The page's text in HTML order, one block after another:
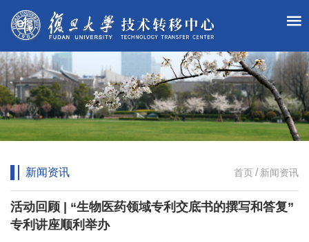
新闻资讯 首页/ 新闻资讯
活动回顾 | “生物医药领域专利交底书的撰写和答复”
专利讲座顺利举办